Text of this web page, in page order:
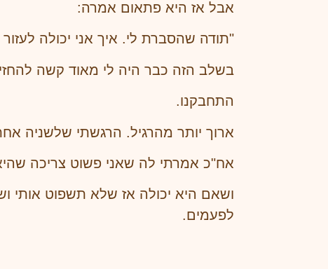
אבל אז היא פתאום אמרה:
"תודה שהסברת לי. איך אני יכולה
בשלב הזה כבר היה לי מאוד קשה
התחבקנו.
ארוך יותר מהרגיל. הרגשתי שלשניה אחת אני בת הכמעט 40 נשענת עליה בת
אח"כ אמרתי לה שאני פשוט צריכה
ושאם היא יכולה אז שלא תשפוט אותי
לפעמים.